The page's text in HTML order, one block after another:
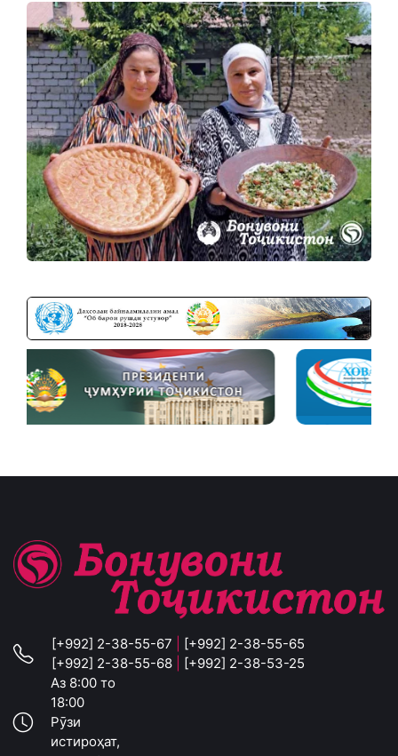
[+992] 2-38-55-67
[+992] 2-38-55-65
[+992] 2-38-55-68
[+992] 2-38-53-25
Аз 8:00 то
18:00
Рӯзи
истироҳат,